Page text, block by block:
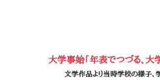
大学事始「年表でつづる、大
文学作品より当時学校の様子、